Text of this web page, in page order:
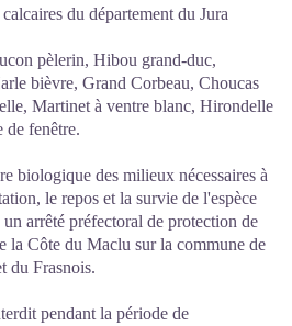
du département du Jura
pèlerin, Hibou grand-duc,
bièvre, Grand Corbeau, Choucas
Martinet à ventre blanc, Hirondelle
de fenêtre.
biologique des milieux nécessaires à
le repos et la survie de l'espèce
arrêté préfectoral de protection de
la Côte du Maclu sur la commune de
du Frasnois.
pendant la période de